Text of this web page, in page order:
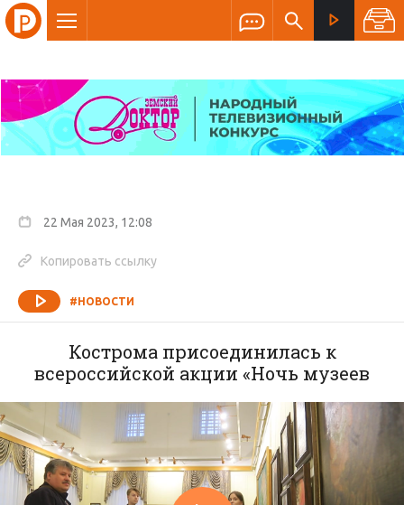
22 Мая 2023, 12:08
Копировать ссылку
#НОВОСТИ
Кострома присоединилась к
всероссийской акции «Ночь музеев